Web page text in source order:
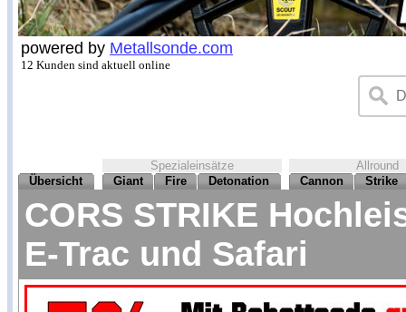
powered by Metallsonde.com
12 Kunden sind aktuell online
Spezialeinsätze
Allround
Übersicht
Giant Fire Detonation Cannon Strike
CORS STRIKE
E-Trac und Safari